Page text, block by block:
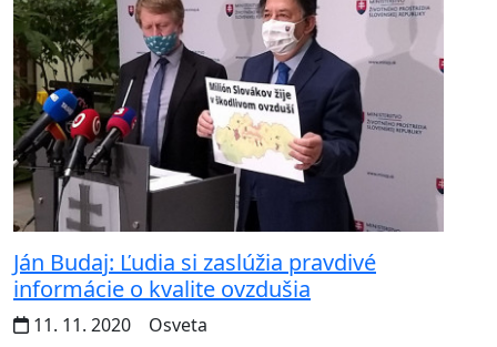
Ján Budaj: Ľudia si zaslúžia pravdivé
informácie o kvalite ovzdušia
11. 11. 2020
Osveta